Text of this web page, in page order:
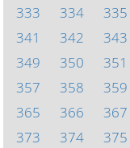
333
334 335
341
342 343
349
350 351
357
358 359
365
366 367
373
374 375